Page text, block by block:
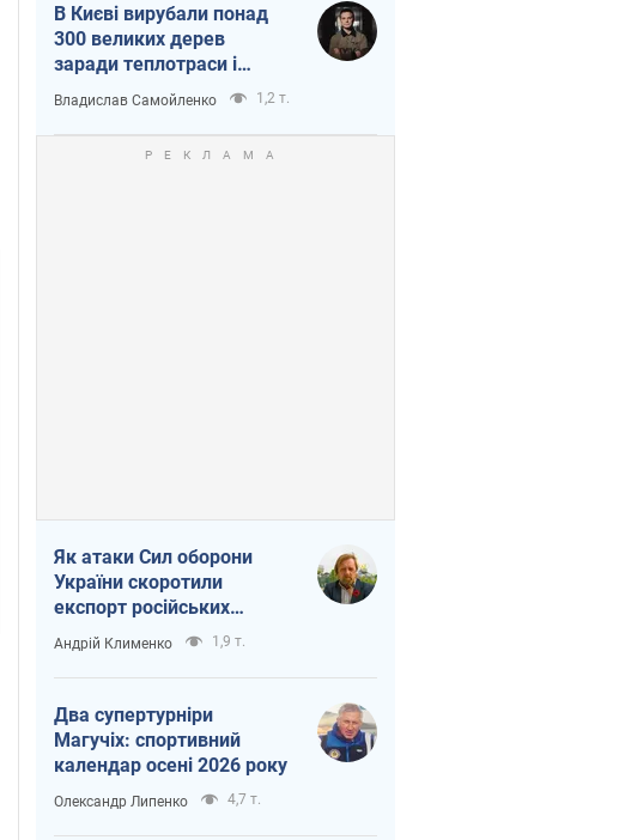
В Києві вирубали понад
300 великих дерев
заради теплотраси і
всупереч Генплану
Владислав Самойленко 1,2 т.
Як атаки Сил оборони
України скоротили
експорт російських
нафтопродуктів
Андрій Клименко 1,9 т.
Два супертурніри
Магучіх: спортивний
календар осені 2026 року
Олександр Липенко 4,7 т.